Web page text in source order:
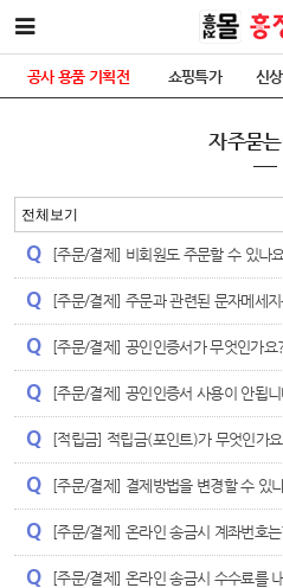
공사 용품 기획전 쇼핑특가 신
자주묻
[주문/결제] 비회원도 주문할 수 있나
[주문/결제] 주문과 관련된 문자메세
[주문/결제] 공인인증서가 무엇인가요?
[주문/결제] 공인인증서 사용이 안됩니
[적립금] 적립금(포인트)가 무엇인가
[주문/결제] 결제방법을 변경할 수 있
[주문/결제] 온라인 송금시 계좌번호는
[주문/결제] 온라인 송금시 수수료를